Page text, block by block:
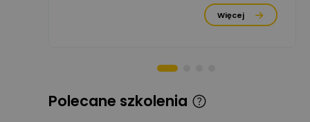
Piotr Muskała
Ekspert Specjalista ds
Więcej
Polecane szkolenia